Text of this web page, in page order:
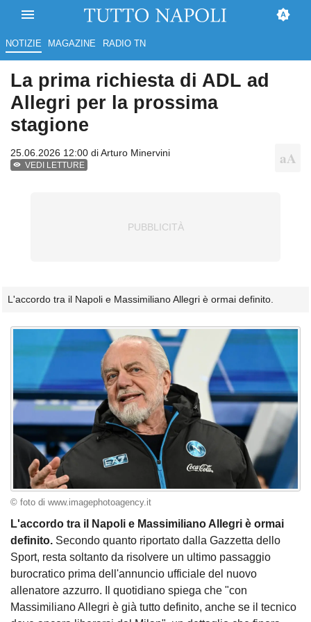
NOTIZIE MAGAZINE RADIO TN
La prima richiesta di ADL ad
Allegri per la prossima
stagione
25.06.2026 12:00 diArturo Minervini
VEDI LETTURE
L'accordo tra il Napoli e Massimiliano Allegri è ormai definito.
© foto di www.imagephotoagency.it
L'accordo tra il Napoli e Massimiliano Allegri è ormai
definito. Secondo quanto riportato dalla Gazzetta dello
Sport, resta soltanto da risolvere un ultimo passaggio
burocratico prima dell'annuncio ufficiale del nuovo
allenatore azzurro. Il quotidiano spiega che "con
Massimiliano Allegri è già tutto definito, anche se il tecnico